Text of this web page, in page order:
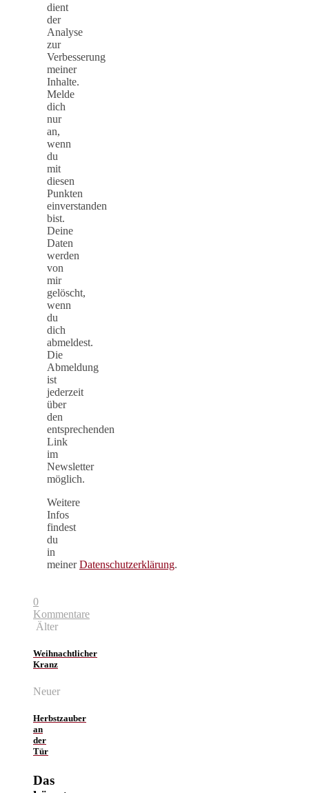
dient
der
Analyse
zur
Verbesserung
meiner
Inhalte.
Melde
dich
nur
an,
wenn
du
mit
diesen
Punkten
einverstanden
bist.
Deine
Daten
werden
von
mir
gelöscht,
wenn
du
dich
abmeldest.
Die
Abmeldung
ist
jederzeit
über
den
entsprechenden
Link
im
Newsletter
möglich.
Weitere
Infos
findest
du
in
meinerDatenschutzerklärung.
0
Kommentare
Älter
Weihnachtlicher
Kranz
Neuer
Herbstzauber
an
der
Tür
Das